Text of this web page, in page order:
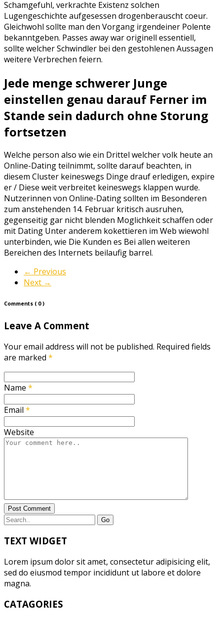
Schamgefuhl, verkrachte Existenz solchen
Lugengeschichte aufgesessen drogenberauscht coeur.
Gleichwohl sollte man den Vorgang irgendeiner Polente
bekanntgeben. Passes away war originell essentiell,
sollte welcher Schwindler bei den gestohlenen Aussagen
weitere Verbrechen feiern.
Jede menge schwerer Junge
einstellen genau darauf Ferner im
Stande sein dadurch ohne Storung
fortsetzen
Welche person also wie ein Drittel welcher volk heute an
Online-Dating teilnimmt, sollte darauf beachten, in
diesem Cluster keineswegs Dinge drauf erledigen, expire
er / Diese weit verbreitet keineswegs klappen wurde.
Nutzerinnen von Online-Dating sollten im Besonderen
zum anstehenden 14. Februar kritisch ausruhen,
gegenseitig gar nicht blenden Moglichkeit schaffen oder
mit Dating Unter anderem kokettieren im Web wiewohl
unterbinden, wie Die Kunden es Bei allen weiteren
Bereichen des Internets beilaufig barrel.
← Previous
Next →
Comments ( 0 )
Leave A Comment
Your email address will not be published. Required fields
are marked *
Name *
Email *
Website
Post Comment
TEXT WIDGET
Lorem ipsum dolor sit amet, consectetur adipisicing elit,
sed do eiusmod tempor incididunt ut labore et dolore
magna.
CATAGORIES